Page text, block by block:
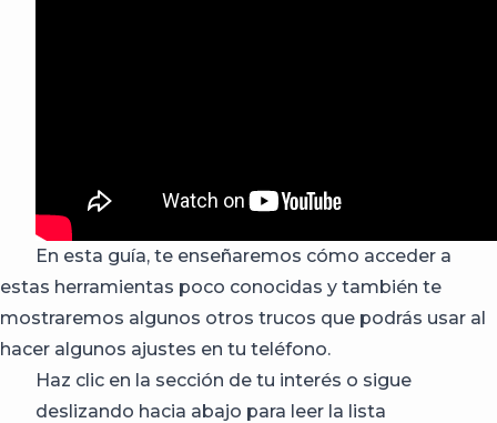
En esta guía, te enseñaremos cómo acceder a
estas herramientas poco conocidas y también te
mostraremos algunos otros trucos que podrás usar al
hacer algunos ajustes en tu teléfono.
Haz clic en la sección de tu interés o sigue
deslizando hacia abajo para leer la lista